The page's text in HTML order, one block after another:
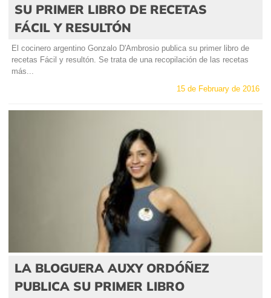
SU PRIMER LIBRO DE RECETAS
FÁCIL Y RESULTÓN
El cocinero argentino Gonzalo D'Ambrosio publica su primer libro de
recetas Fácil y resultón. Se trata de una recopilación de las recetas
más...
15 de February de 2016
LA BLOGUERA AUXY ORDÓÑEZ
PUBLICA SU PRIMER LIBRO